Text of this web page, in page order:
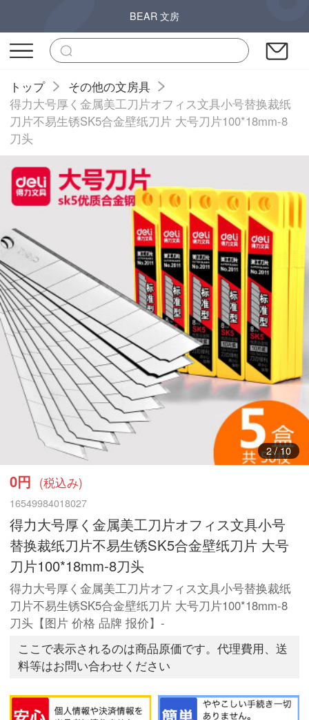
BEAR 文房
トップ
その他の文房具
得力大号厚く金属美工刀片オフィス文具小号替换裁纸
刀片不易生锈SK5合金壁纸刀片 大号刀片100*18mm-8
刀头
3/10
0円 (税込み)
16549984018027
得力大号厚く金属美工刀片オフィス文具小号
替换裁纸刀片不易生锈SK5合金壁纸刀片 大号
刀片100*18mm-8刀头
得力大号厚く金属美工刀片オフィス文具小号替换裁纸
刀片不易生锈SK5合金壁纸刀片 大号刀片100*18mm-8
刀头【图片 价格 品牌 报价】-
ここで表示されるのは商品原価です。代理費用、送
料等はお問い合わせください